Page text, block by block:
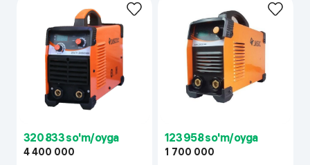
320 833 so'm/oyga
4 400 000
123 958 so'm/oyga
1 700 000